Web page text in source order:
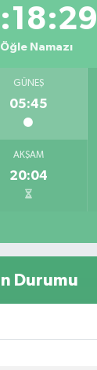
Öğle Namazı
GÜNEŞ
05:45
AKŞAM
20:04
Durumu